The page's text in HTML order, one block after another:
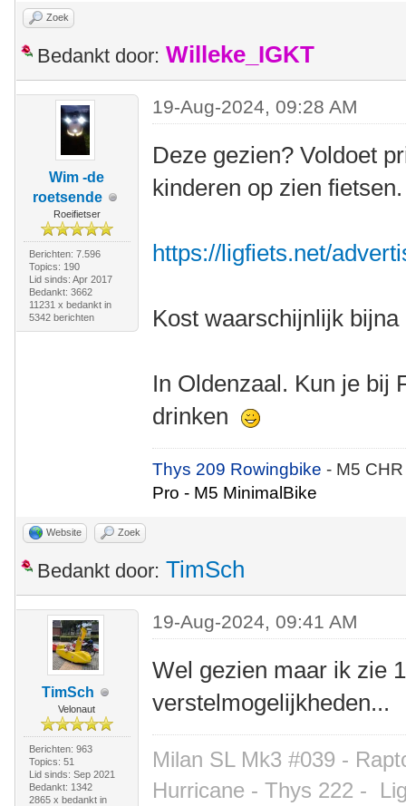
Zoek
Bedankt door: Willeke_IGKT
Wim -de
roetsende
Roeifietser
Berichten: 7.596
Topics: 190
Lid sinds: Apr 2017
Bedankt: 3662
11231 x bedankt in
5342 berichten
19-Aug-2024, 09:28 AM
Deze gezien? Voldoet
kinderen op zien fietsen.
https://ligfiets.net/
Kost waarschijnlijk bijna
In Oldenzaal. Kun je bij
drinken
Thys 209 Rowingbike- M5
Pro - M5 MinimalBike
Website Zoek
Bedankt door: TimSch
TimSch
Velonaut
Berichten: 963
Topics: 51
Lid sinds: Sep 2021
Bedankt: 1342
2865 x bedankt in
19-Aug-2024, 09:41 AM
Wel gezien maar ik zie
verstelmogelijkheden...
Milan SL Mk3 #039 -
Hurricane - Thys 222 -